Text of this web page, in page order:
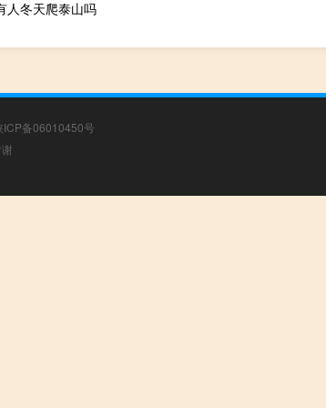
人冬天爬泰山吗
ICP备06010450号